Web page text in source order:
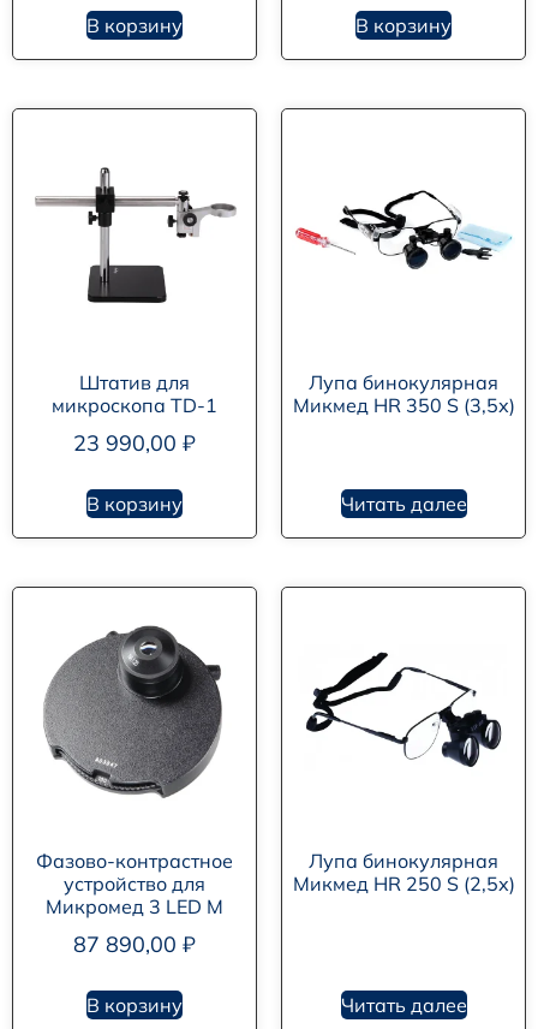
В корзину В корзину
Штатив для
микроскопа TD-1
23 990,00 ₽
В корзину
Лупа бинокулярная
Микмед HR 350 S (3,5х)
Читать далее
Фазово-контрастное
устройство для
Микромед 3 LED M
87 890,00 ₽
В корзину
Лупа бинокулярная
Микмед HR 250 S (2,5х)
Читать далее